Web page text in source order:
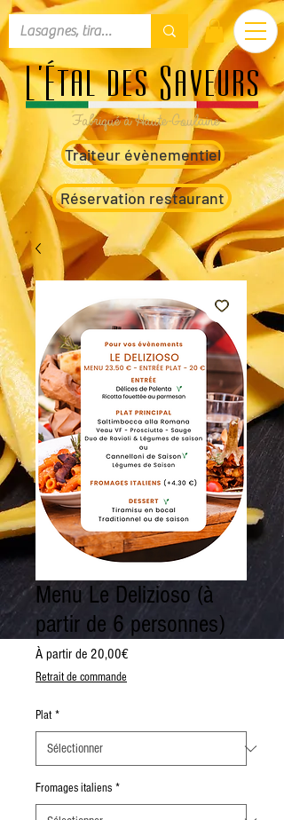
L'Étal des Saveurs
Fabriqué à Haute-Goulaine
Réservation restaurant
Traiteur évènementiel
Menu Le Delizioso (à
partir de 6 personnes)
À partir de 20,00€Prix
Retrait de commande
Plat *
Fromages italiens *